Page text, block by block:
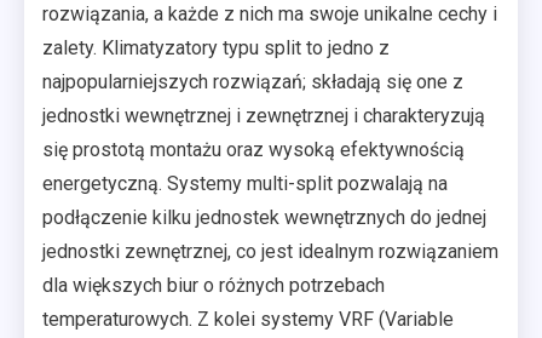
rozwiązania, a każde z nich ma swoje unikalne cechy i
zalety. Klimatyzatory typu split to jedno z
najpopularniejszych rozwiązań; składają się one z
jednostki wewnętrznej i zewnętrznej i charakteryzują
się prostotą montażu oraz wysoką efektywnością
energetyczną. Systemy multi-split pozwalają na
podłączenie kilku jednostek wewnętrznych do jednej
jednostki zewnętrznej, co jest idealnym rozwiązaniem
dla większych biur o różnych potrzebach
temperaturowych. Z kolei systemy VRF (Variable